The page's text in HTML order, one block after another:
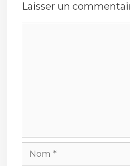
Laisser un
Nom